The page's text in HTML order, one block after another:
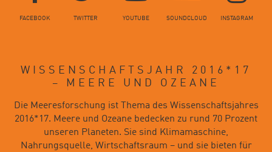
FACEBOOK TWITTER YOUTUBE SOUNDCLOUD INSTAGRAM
WISSENSCHAFTSJAHR 2016*17
– MEERE UND OZEANE
Die Meeresforschung ist Thema des Wissenschaftsjahres
2016*17. Meere und Ozeane bedecken zu rund 70 Prozent
unseren Planeten. Sie sind Klimamaschine,
Nahrungsquelle, Wirtschaftsraum – und sie bieten für